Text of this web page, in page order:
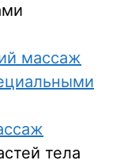
массаж
тела